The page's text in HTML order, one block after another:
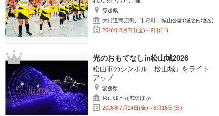
愛媛県
大街道商店街、千舟町、城山公園(堀之内地区)
2026年8月7日(金)～9日(日)
光のおもてなしin松山城2026
松山市のシンボル「松山城」をライト
アップ
愛媛県
松山城本丸広場ほか
2026年7月24日(金)～8月16日(日)